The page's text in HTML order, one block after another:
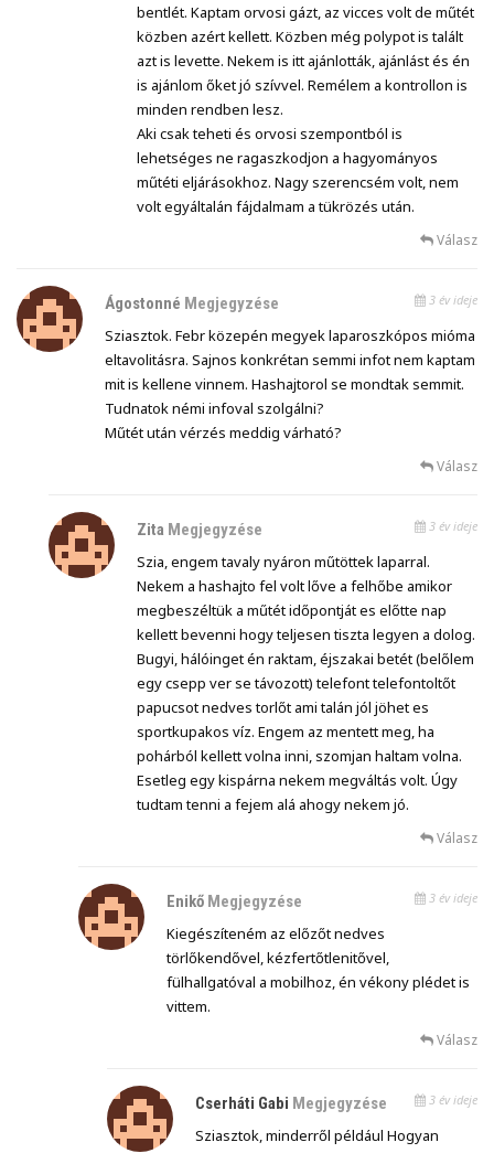
bentlét. Kaptam orvosi gázt, az vicces volt de műtét
közben azért kellett. Közben még polypot is talált
azt is levette. Nekem is itt ajánlották, ajánlást és én
is ajánlom őket jó szívvel. Remélem a kontrollon is
minden rendben lesz.
Aki csak teheti és orvosi szempontból is
lehetséges ne ragaszkodjon a hagyományos
műtéti eljárásokhoz. Nagy szerencsém volt, nem
volt egyáltalán fájdalmam a tükrözés után.
Válasz
Ágostonné Megjegyzése 3 év ideje
Sziasztok. Febr közepén megyek laparoszkópos mióma
eltavolitásra. Sajnos konkrétan semmi infot nem kaptam
mit is kellene vinnem. Hashajtorol se mondtak semmit.
Tudnatok némi infoval szolgálni?
Műtét után vérzés meddig várható?
Válasz
Zita Megjegyzése 3 év ideje
Szia, engem tavaly nyáron műtöttek laparral.
Nekem a hashajto fel volt lőve a felhőbe amikor
megbeszéltük a műtét időpontját es előtte nap
kellett bevenni hogy teljesen tiszta legyen a dolog.
Bugyi, hálóinget én raktam, éjszakai betét (belőlem
egy csepp ver se távozott) telefont telefontoltőt
papucsot nedves torlőt ami talán jól jöhet es
sportkupakos víz. Engem az mentett meg, ha
pohárból kellett volna inni, szomjan haltam volna.
Esetleg egy kispárna nekem megváltás volt. Úgy
tudtam tenni a fejem alá ahogy nekem jó.
Válasz
Enikő Megjegyzése 3 év ideje
Kiegészíteném az előzőt nedves
törlőkendővel, kézfertőtlenitővel,
fülhallgatóval a mobilhoz, én vékony plédet is
vittem.
Válasz
Cserháti Gabi Megjegyzése 3 év ideje
Sziasztok, minderről például Hogyan